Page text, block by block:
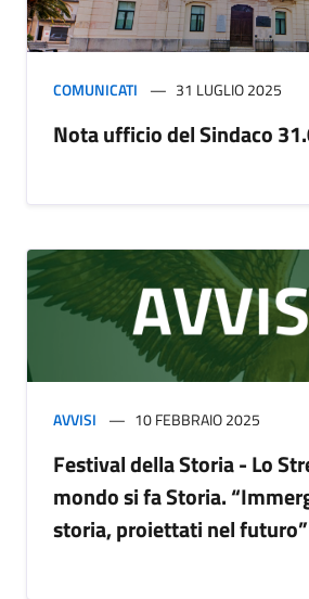
COMUNICATI 31 LUGLIO 2025
Nota ufficio del Sindaco
AVVISI 10 FEBBRAIO 2025
Festival della Storia - Lo
mondo si fa Storia.
storia, proiettati nel futuro”